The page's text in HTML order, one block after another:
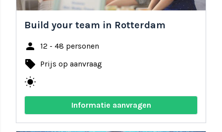
Build your team in Rotterdam
person 12 - 48 personen
local_offer Prijs op aanvraag
wb_sunny
Informatie aanvragen